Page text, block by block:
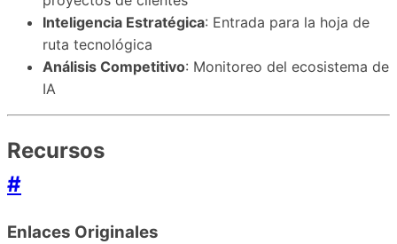
Inteligencia Estratégica: Entrada para la hoja de
ruta tecnológica
Análisis Competitivo: Monitoreo del ecosistema de
IA
Recursos
#
Enlaces Originales